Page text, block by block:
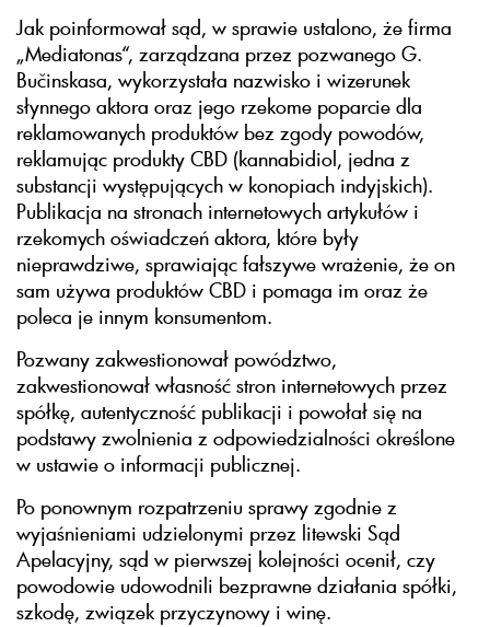
Jak poinformował sąd, w sprawie ustalono, że firma
„Mediatonas“, zarządzana przez pozwanego G.
Bučinskasa, wykorzystała nazwisko i wizerunek
słynnego aktora oraz jego rzekome poparcie dla
reklamowanych produktów bez zgody powodów,
reklamując produkty CBD (kannabidiol, jedna z
substancji występujących w konopiach indyjskich).
Publikacja na stronach internetowych artykułów i
rzekomych oświadczeń aktora, które były
nieprawdziwe, sprawiając fałszywe wrażenie, że on
sam używa produktów CBD i pomaga im oraz że
poleca je innym konsumentom.
Pozwany zakwestionował powództwo,
zakwestionował własność stron internetowych przez
spółkę, autentyczność publikacji i powołał się na
podstawy zwolnienia z odpowiedzialności określone
w ustawie o informacji publicznej.
Po ponownym rozpatrzeniu sprawy zgodnie z
wyjaśnieniami udzielonymi przez litewski Sąd
Apelacyjny, sąd w pierwszej kolejności ocenił, czy
powodowie udowodnili bezprawne działania spółki,
szkodę, związek przyczynowy i winę.